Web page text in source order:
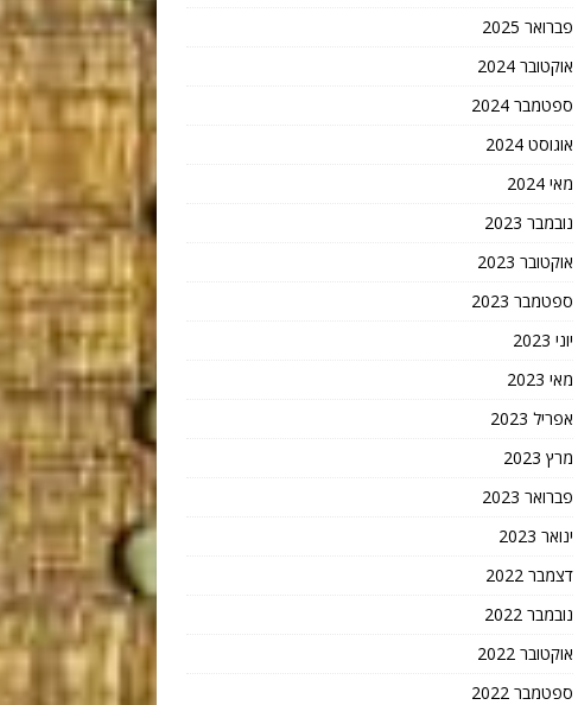
פברואר 2025
אוקטובר 2024
ספטמבר 2024
אוגוסט 2024
מאי 2024
נובמבר 2023
אוקטובר 2023
ספטמבר 2023
יוני 2023
מאי 2023
אפריל 2023
מרץ 2023
פברואר 2023
ינואר 2023
דצמבר 2022
נובמבר 2022
אוקטובר 2022
ספטמבר 2022